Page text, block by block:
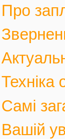
Про
Техніка
Самі
Вашій